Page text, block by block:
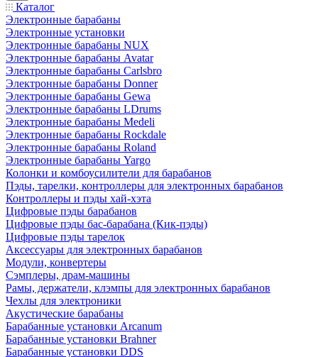
Каталог
Электронные барабаны
Электронные установки
Электронные барабаны NUX
Электронные барабаны Avatar
Электронные барабаны Carlsbro
Электронные барабаны Donner
Электронные барабаны Gewa
Электронные барабаны LDrums
Электронные барабаны Medeli
Электронные барабаны Rockdale
Электронные барабаны Roland
Электронные барабаны Yargo
Колонки и комбоусилители для барабанов
Пэды, тарелки, контроллеры для электронных барабанов
Контроллеры и пэды хай-хэта
Цифровые пэды барабанов
Цифровые пэды бас-барабана (Кик-пэды)
Цифровые пэды тарелок
Аксессуары для электронных барабанов
Модули, конвертеры
Сэмплеры, драм-машины
Рамы, держатели, клэмпы для электронных барабанов
Чехлы для электроники
Акустические барабаны
Барабанные установки Arcanum
Барабанные установки Brahner
Барабанные установки DDS